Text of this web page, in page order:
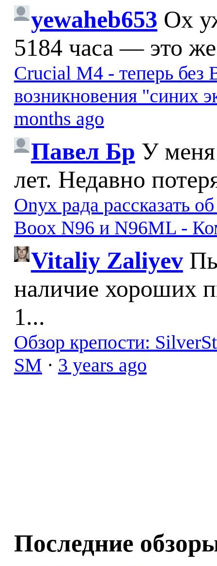
yewaheb653 Ох
5184 часа — это
Crucial M4 - теперь без
возникновения "синих
months ago
Павел Бр У меня
лет. Недавно
Onyx рада рассказать
Boox N96 и N96ML -
Vitaliy Zaliyev
наличие хороших
1...
Обзор крепости:
SM · 3 years ago
Последние